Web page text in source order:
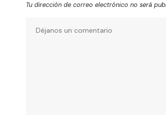
Tu dirección de correo electrónico no será